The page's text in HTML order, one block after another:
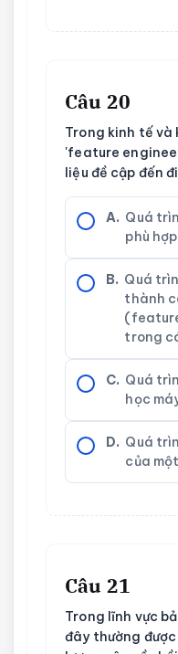
Câu 20
Trong kinh tế
'feature
liệu đề cập đến
A. Quá
phù
B. Quá
thành
trong
C. Quá
học
D. Quá
của
Câu 21
Trong lĩnh vực
đây thường